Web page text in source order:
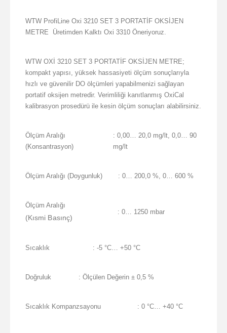
WTW ProfiLine Oxi 3210 SET 3 PORTATİF OKSİJEN
METRE Üretimden Kalktı Oxi 3310 Öneriyoruz.
WTW OXİ 3210 SET 3 PORTATİF OKSİJEN METRE;
kompakt yapısı, yüksek hassasiyeti ölçüm sonuçlarıyla
hızlı ve güvenilir DO ölçümleri yapabilmenizi sağlayan
portatif oksijen metredir. Verimliliği kanıtlanmış OxiCal
kalibrasyon prosedürü ile kesin ölçüm sonuçları alabilirsiniz.
Ölçüm Aralığı
(Konsantrasyon)
: 0,00… 20,0 mg/lt, 0,0… 90
mg/lt
Ölçüm Aralığı (Doygunluk) : 0… 200,0 %, 0… 600 %
Ölçüm Aralığı
(Kısmi Basınç)
: 0… 1250 mbar
Sıcaklık : -5 °C… +50 °C
Doğruluk : Ölçülen Değerin ± 0,5 %
Sıcaklık Kompanzsayonu : 0 °C… +40 °C